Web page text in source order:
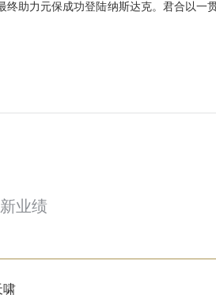
助力元保成功登陆纳斯达克。君合以一
业绩
啸